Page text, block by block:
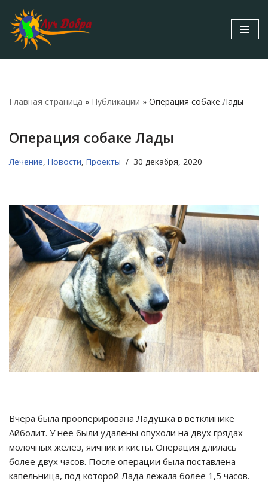
Перейти
содержимому
Главная страница » Публикации » Операция собаке Лады
Операция собаке Лады
Лечение, Новости, Проекты 30 декабря, 2020
Вчера была прооперирована Ладушка в ветклинике
Айболит. У нее были удалены опухоли на двух грядах
молочных желез, яичник и кисты. Операция длилась
более двух часов. После операции была поставлена
капельница, под которой Лада лежала более 1,5 часов.